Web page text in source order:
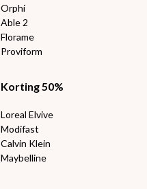
Orphi
Able 2
Florame
Proviform
Korting 50%
Loreal Elvive
Modifast
Calvin Klein
Maybelline